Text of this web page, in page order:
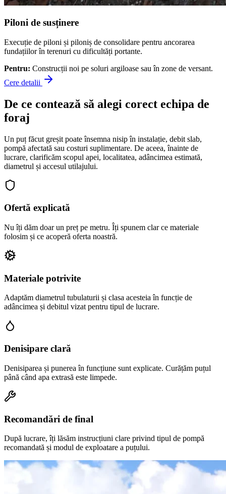
Piloni de susținere
Execuție de piloni și piloniș de consolidare pentru ancorarea
fundațiilor în terenuri cu dificultăți portante.
Pentru: Construcții noi pe soluri argiloase sau în zone de versant.
Cere detalii
De ce contează să alegi corect echipa de
foraj
Un puț făcut greșit poate însemna nisip în instalație, debit slab,
pompă afectată sau costuri suplimentare. De aceea, înainte de
lucrare, clarificăm scopul apei, localitatea, adâncimea estimată,
diametrul și accesul utilajului.
Ofertă explicată
Nu îți dăm doar un preț pe metru. Îți spunem clar ce materiale
folosim și ce acoperă oferta noastră.
Materiale potrivite
Adaptăm diametrul tubulaturii și clasa acesteia în funcție de
adâncimea și debitul vizat pentru tipul de lucrare.
Denisipare clară
Denisiparea și punerea în funcțiune sunt explicate. Curățăm puțul
până când apa extrasă este limpede.
Recomandări de final
După lucrare, îți lăsăm instrucțiuni clare privind tipul de pompă
recomandată și modul de exploatare a puțului.